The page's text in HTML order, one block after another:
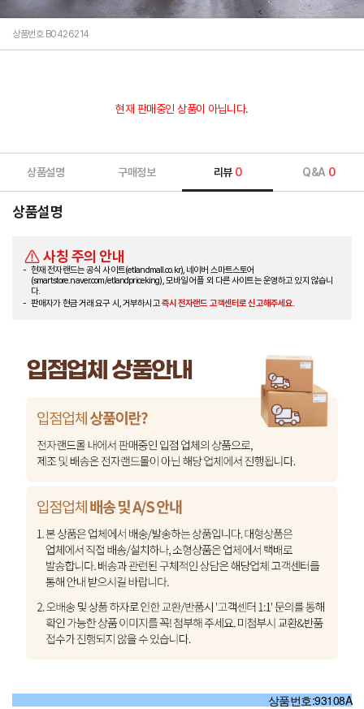
상품번호 B0426214
현재 판매중인 상품이 아닙니다.
상품설명 구매정보 리뷰 0 Q&A 0
상품설명
사칭 주의 안내
현재 전자랜드는 공식 사이트(etlandmall.co.kr), 네이버 스마트스토어
(smartstore.naver.com/etlandpriceking), 모바일 어플 외 다른 사이트는 운영하고 있지 않습니
다.
판매자가 현금 거래 요구 시, 거부하시고즉시 전자랜드 고객센터로 신고해주세요.
상품번호:93108A